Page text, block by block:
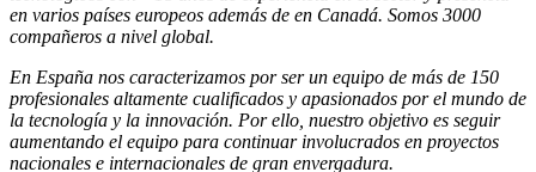
en varios países europeos además de en Canadá. Somos 3000
compañeros a nivel global.
En España nos caracterizamos por ser un equipo de más de 150
profesionales altamente cualificados y apasionados por el mundo de
la tecnología y la innovación. Por ello, nuestro objetivo es seguir
aumentando el equipo para continuar involucrados en proyectos
nacionales e internacionales de gran envergadura.